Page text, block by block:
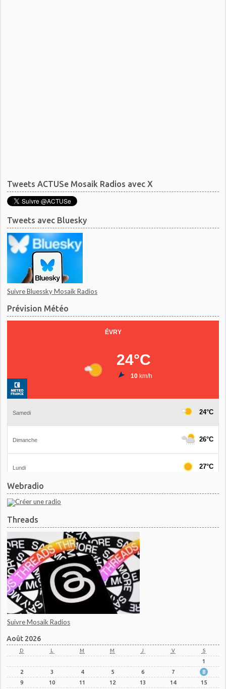
Tweets ACTUSe Mosaik Radios avec X
Tweets avec Bluesky
Suivre Bluessky Mosaik Radios
Prévision Météo
Webradio
Threads
Suivre Mosaik Radios
Août 2026
D L M M J V S
1
2
3 4 5 6 7
8
9
10 11 12 13 14
15